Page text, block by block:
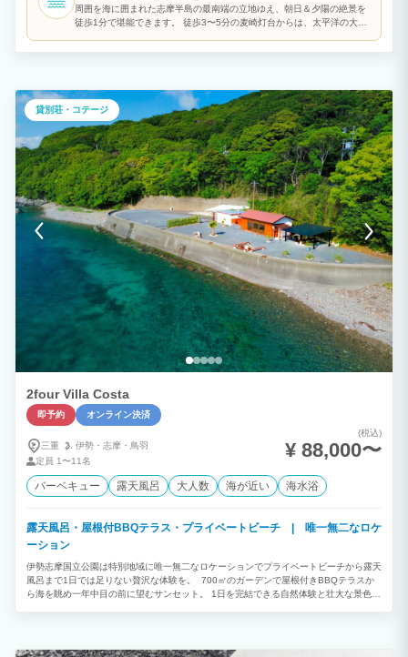
可能で、ファミリー旅行や大人のグループ旅行にも最適。 キッチンや調理器具も揃っ
ているため、長期滞在やワーケーションにもご利用いただけます。 この宿は地域のお
じいちゃんやおばあちゃんたちにも支えられながら運営しています。 手作りの案内看
周囲を海に囲まれた志摩半島の最南端の立地ゆえ、朝日＆夕陽の絶景を
徒歩1分で堪能できます。 徒歩3〜5分の麦崎灯台からは、太平洋の大パ
貸別荘・コテージ
2four Villa Costa
即予約 オンライン決済
三重 伊勢・ 志摩・ 鳥羽
定員 1〜11名
(税込)
¥ 88,000〜
バーベキュー 露天風呂 大人数 海が近い 海水浴
露天風呂・屋根付BBQテラス・プライベートビーチ | 唯一無二なロケ
ーション
伊勢志摩国立公園は特別地域に唯一無二なロケーションでプライベートビーチから露天
風呂まで1日では足りない贅沢な体験を。 700㎡のガーデンで屋根付きBBQテラスか
ら海を眺め一年中目の前に望むサンセット。 1日を完結できる自然体験と壮大な景色が
ガーデン593㎡ ・セミダブルベッド×1 + セミダブルフロアベッド×4 + シングルソフ